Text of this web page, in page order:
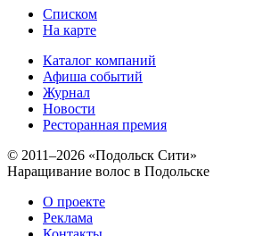
Списком
На карте
Каталог компаний
Афиша событий
Журнал
Новости
Ресторанная премия
© 2011–2026 «Подольск Сити»
Наращивание волос в Подольске
О проекте
Реклама